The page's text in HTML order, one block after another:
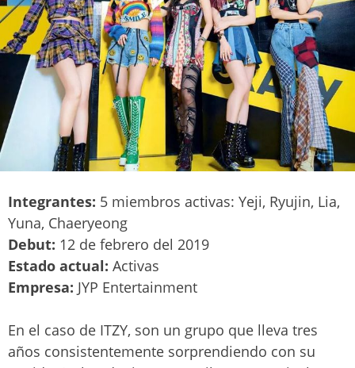
Integrantes: 5 miembros activas: Yeji, Ryujin, Lia,
Yuna, Chaeryeong
Debut: 12 de febrero del 2019
Estado actual: Activas
Empresa: JYP Entertainment
En el caso de ITZY, son un grupo que lleva tres
años consistentemente sorprendiendo con su